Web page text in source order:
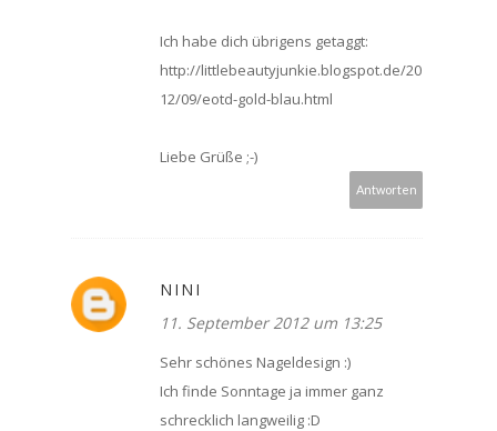
Ich habe dich übrigens getaggt:
http://littlebeautyjunkie.blogspot.de/20
12/09/eotd-gold-blau.html
Liebe Grüße ;-)
Antworten
NINI
11. September 2012 um 13:25
Sehr schönes Nageldesign :)
Ich finde Sonntage ja immer ganz
schrecklich langweilig :D